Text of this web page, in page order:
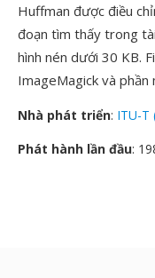
Huffman được điều
đoạn tìm thấy trong
hình nén dưới 30 KB.
ImageMagick và phần
Nhà phát triển: ITU-T
Phát hành lần đầu: